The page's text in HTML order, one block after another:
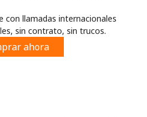
o
con llamadas internacionales
sin contrato, sin trucos.
ahora